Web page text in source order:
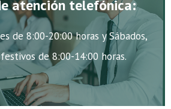
atención telefónica:
de 8:00-20:00 horas y Sábados,
de 8:00-14:00 horas.